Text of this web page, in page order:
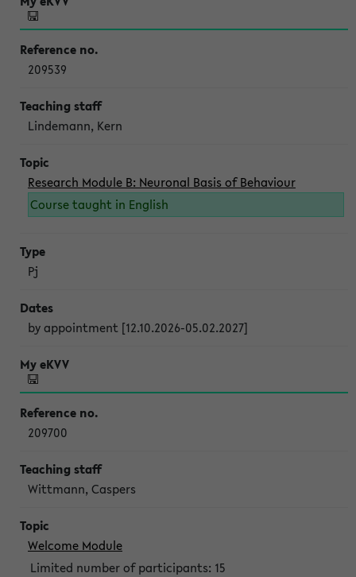
209539
Lindemann, Kern
Research Module B: Neuronal Basis of Behaviour
Course taught in English
Pj
by appointment [12.10.2026-05.02.2027]
209700
Wittmann, Caspers
Welcome Module
Limited number of participants: 15